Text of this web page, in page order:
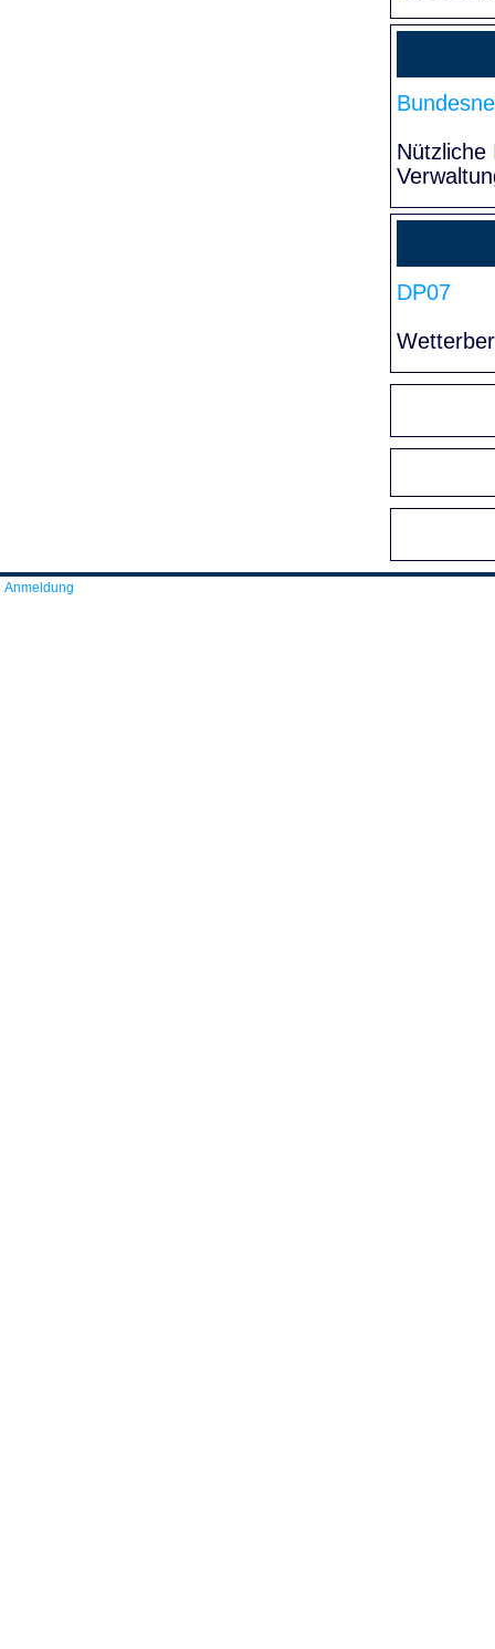
Nützliche
DP07
Anmeldung